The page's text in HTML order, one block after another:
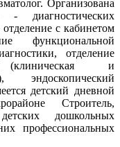
Организована
- диагностических
отделение с кабинетом
функциональной
отделение
(клиническая и
эндоскопический
детский дневной
Строитель,
дошкольных
профессиональных